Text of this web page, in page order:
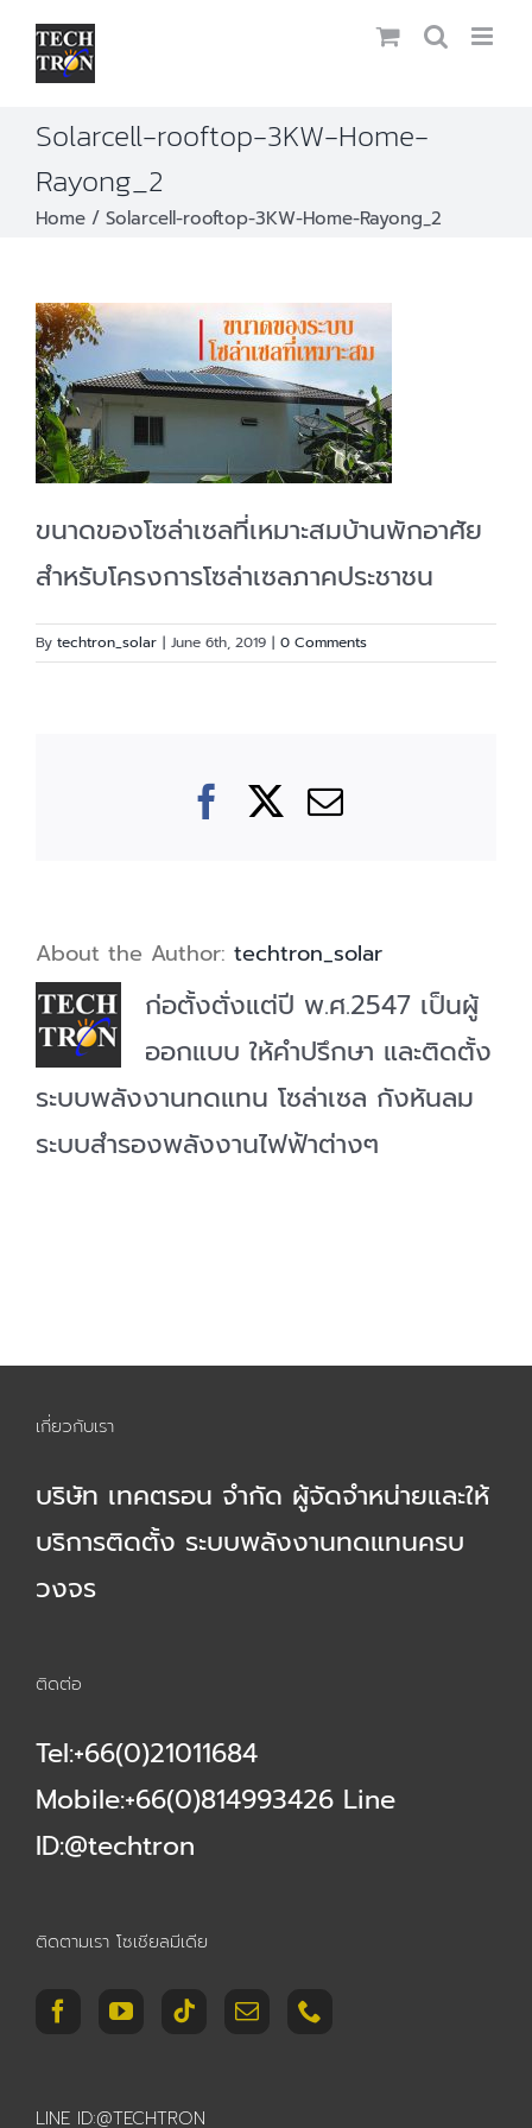
Skip
Solarcell-rooftop-3KW-Home-
Rayong_2
Home Solarcell-rooftop-3KW-Home-Rayong_2
ขนาดของโซล่าเซลที่เหมาะสมบ้านพักอาศัย
สำหรับโครงการโซล่าเซลภาคประชาชน
By techtron_solar | June 6th, 2019 | 0 Comments
Facebook
X Email
About the Author: techtron_solar
ก่อตั้งตั่งแต่ปี พ.ศ.2547 เป็นผู้
ออกแบบ ให้คำปรึกษา และติดตั้ง
ระบบพลังงานทดแทน โซล่าเซล กังหันลม
ระบบสำรองพลังงานไฟฟ้าต่างๆ
เกี่ยวกับเรา
บริษัท เทคตรอน จำกัด ผู้จัดจำหน่ายและให้
บริการติดตั้ง ระบบพลังงานทดแทนครบ
วงจร
ติดต่อ
Tel:+66(0)21011684
Mobile:+66(0)814993426 Line
ID:@techtron
ติดตามเรา โซเชียลมีเดีย
LINE ID:@TECHTRON